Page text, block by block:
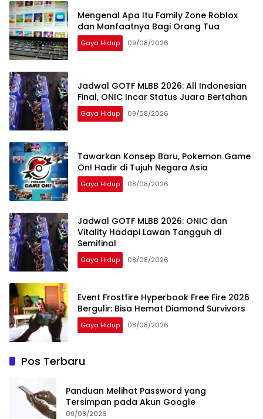
Mengenal Apa Itu Family Zone Roblox
dan Manfaatnya Bagi Orang Tua
Gaya Hidup 09/08/2026
Jadwal GOTF MLBB 2026: All Indonesian
Final, ONIC Incar Status Juara Bertahan
Gaya Hidup 09/08/2026
Tawarkan Konsep Baru, Pokemon Game
On! Hadir di Tujuh Negara Asia
Gaya Hidup 08/08/2026
Jadwal GOTF MLBB 2026: ONIC dan
Vitality Hadapi Lawan Tangguh di
Semifinal
Gaya Hidup 08/08/2026
Event Frostfire Hyperbook Free Fire 2026
Bergulir: Bisa Hemat Diamond Survivors
Gaya Hidup 08/08/2026
Pos Terbaru
Panduan Melihat Password yang
Tersimpan pada Akun Google
09/08/2026